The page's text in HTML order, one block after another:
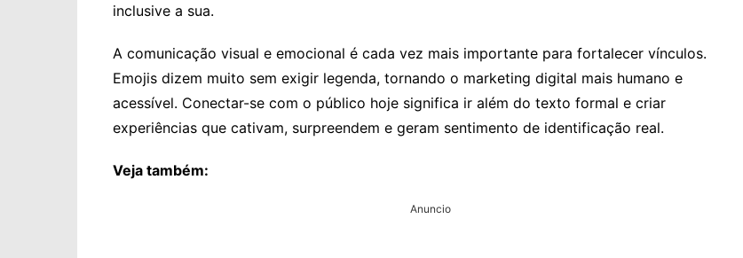
inclusive a sua.
A comunicação visual e emocional é cada vez mais importante para fortalecer vínculos.
Emojis dizem muito sem exigir legenda, tornando o marketing digital mais humano e
acessível. Conectar-se com o público hoje significa ir além do texto formal e criar
experiências que cativam, surpreendem e geram sentimento de identificação real.
Veja também:
Anuncio